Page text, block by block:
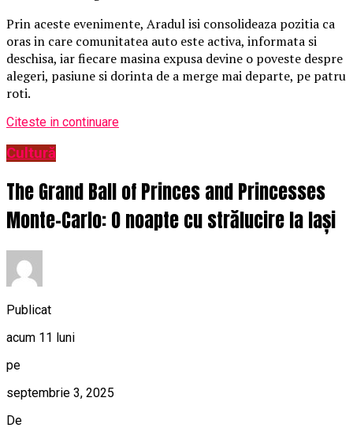
Prin aceste evenimente, Aradul isi consolideaza pozitia ca
oras in care comunitatea auto este activa, informata si
deschisa, iar fiecare masina expusa devine o poveste despre
alegeri, pasiune si dorinta de a merge mai departe, pe patru
roti.
Citeste in continuare
Cultură
The Grand Ball of Princes and Princesses
Monte-Carlo: O noapte cu strălucire la Iași
Publicat
acum 11 luni
pe
septembrie 3, 2025
De